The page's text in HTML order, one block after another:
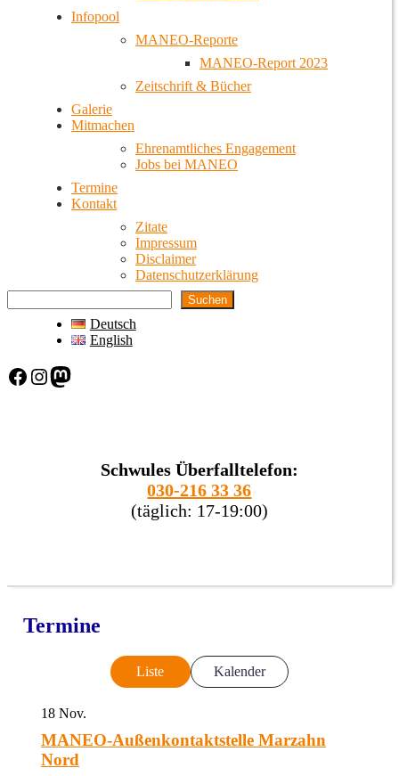
Infopool
MANEO-Reporte
MANEO-Report 2023
Zeitschrift & Bücher
Galerie
Mitmachen
Ehrenamtliches Engagement
Jobs bei MANEO
Termine
Kontakt
Zitate
Impressum
Disclaimer
Datenschutzerklärung
Suchen
Deutsch
English
Facebook Instagram Mastodon
Schwules Überfalltelefon:
030-216 33 36
(täglich: 17-19:00)
Termine
Liste Kalender
18 Nov.
MANEO-Außenkontaktstelle Marzahn
Nord